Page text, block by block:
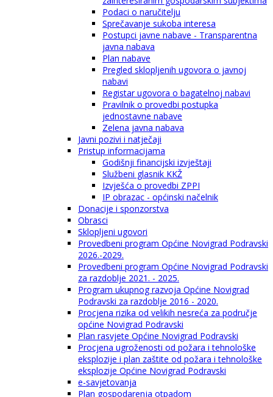
Podaci o naručitelju
Sprečavanje sukoba interesa
Postupci javne nabave - Transparentna
javna nabava
Plan nabave
Pregled sklopljenih ugovora o javnoj
nabavi
Registar ugovora o bagatelnoj nabavi
Pravilnik o provedbi postupka
jednostavne nabave
Zelena javna nabava
Javni pozivi i natječaji
Pristup informacijama
Godišnji financijski izvještaji
Službeni glasnik KKŽ
Izvješća o provedbi ZPPI
IP obrazac - općinski načelnik
Donacije i sponzorstva
Obrasci
Sklopljeni ugovori
Provedbeni program Općine Novigrad Podravski
2026.-2029.
Provedbeni program Općine Novigrad Podravski
za razdoblje 2021. - 2025.
Program ukupnog razvoja Općine Novigrad
Podravski za razdoblje 2016 - 2020.
Procjena rizika od velikih nesreća za područje
općine Novigrad Podravski
Plan rasvjete Općine Novigrad Podravski
Procjena ugroženosti od požara i tehnološke
eksplozije i plan zaštite od požara i tehnološke
eksplozije Općine Novigrad Podravski
e-savjetovanja
Plan gospodarenja otpadom